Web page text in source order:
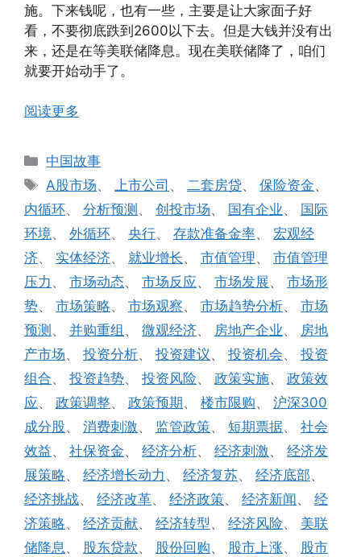
施。下来钱呢，也有一些，主要是让大家面子好
看，不要彻底跌到2600以下去。但是大钱并没有出
来，还是在等美联储降息。现在美联储降了，咱们
就要开始动手了。
阅读更多
分
类
中国故事
标
签
A股市场、上市公司 、二套房贷、保险资金、
内循环、 分析预测 、 创投市场、 国有企业、 国际
环境、 外循环、 央行、 存款准备金率、 宏观经
济、 实体经济、 就业增长、 市值管理、 市值管理
压力 、 市场动态、 市场反应、 市场发展、 市场形
势、 市场策略、 市场观察、 市场趋势分析、 市场
预测 、 并购重组 、 微观经济、 房地产企业、 房地
产市场、 投资分析、 投资建议 、 投资机会、 投资
组合、 投资趋势、 投资风险、 政策实施、 政策效
应、 政策调整、 政策预期、 楼市限购、 沪深300
成分股、 消费刺激、 监管政策、 短期票据、 社会
效益、 社保资金、 经济分析、 经济刺激、 经济发
展策略、 经济增长动力 、 经济复苏、 经济底部、
经济挑战、 经济改革、 经济政策、 经济新闻、 经
济策略、 经济贡献、 经济转型、 经济风险、 美联
储降息、 股东贷款、 股份回购、 股市上涨、 股市